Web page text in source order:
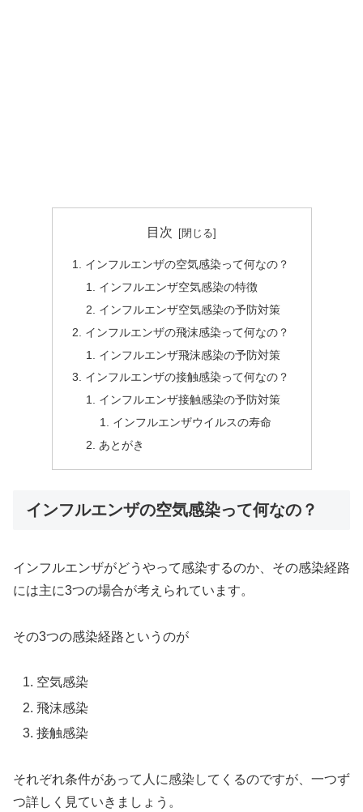
目次
インフルエンザの空気感染って何なの？
インフルエンザ空気感染の特徴
インフルエンザ空気感染の予防対策
インフルエンザの飛沫感染って何なの？
インフルエンザ飛沫感染の予防対策
インフルエンザの接触感染って何なの？
インフルエンザ接触感染の予防対策
インフルエンザウイルスの寿命
あとがき
インフルエンザの空気感染って何なの？
インフルエンザがどうやって感染するのか、その感染経路
には主に3つの場合が考えられています。
その3つの感染経路というのが
空気感染
飛沫感染
接触感染
それぞれ条件があって人に感染してくるのですが、一つず
つ詳しく見ていきましょう。